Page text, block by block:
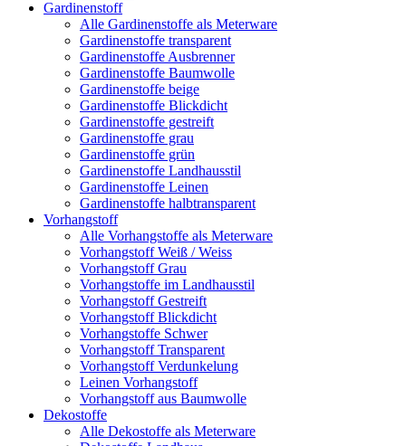
Gardinenstoff
Alle Gardinenstoffe als Meterware
Gardinenstoffe transparent
Gardinenstoffe Ausbrenner
Gardinenstoffe Baumwolle
Gardinenstoffe beige
Gardinenstoffe Blickdicht
Gardinenstoffe gestreift
Gardinenstoffe grau
Gardinenstoffe grün
Gardinenstoffe Landhausstil
Gardinenstoffe Leinen
Gardinenstoffe halbtransparent
Vorhangstoff
Alle Vorhangstoffe als Meterware
Vorhangstoff Weiß / Weiss
Vorhangstoff Grau
Vorhangstoffe im Landhausstil
Vorhangstoff Gestreift
Vorhangstoff Blickdicht
Vorhangstoffe Schwer
Vorhangstoff Transparent
Vorhangstoff Verdunkelung
Leinen Vorhangstoff
Vorhangstoff aus Baumwolle
Dekostoffe
Alle Dekostoffe als Meterware